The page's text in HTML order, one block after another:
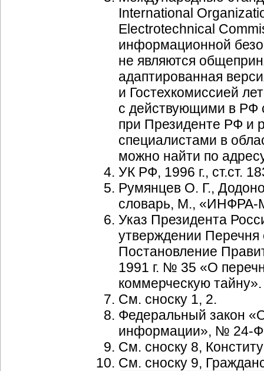
International
Electrotechnical
информационной
не являются
адаптированная
и Гостехкомиссией
с действующими в РФ
при Президенте РФ и
специалистами в
можно найти по
УК РФ, 1996 г., ст.ст.
Румянцев О. Г.,
словарь, М., «ИНФРА-
Указ Президента
утверждении Перечня
Постановление
1991 г. № 35 «О
коммерческую тайну».
См. сноску 1, 2.
Федеральный закон
информации», № 24-
См. сноску 8,
См. сноску 9,